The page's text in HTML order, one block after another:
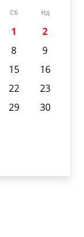
Сб Нд
1
2
8
9
15
16
22
23
29
30